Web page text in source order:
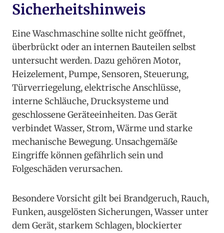
Sicherheitshinweis
Eine Waschmaschine sollte nicht geöffnet,
überbrückt oder an internen Bauteilen selbst
untersucht werden. Dazu gehören Motor,
Heizelement, Pumpe, Sensoren, Steuerung,
Türverriegelung, elektrische Anschlüsse,
interne Schläuche, Drucksysteme und
geschlossene Geräteeinheiten. Das Gerät
verbindet Wasser, Strom, Wärme und starke
mechanische Bewegung. Unsachgemäße
Eingriffe können gefährlich sein und
Folgeschäden verursachen.
Besondere Vorsicht gilt bei Brandgeruch, Rauch,
Funken, ausgelösten Sicherungen, Wasser unter
dem Gerät, starkem Schlagen, blockierter